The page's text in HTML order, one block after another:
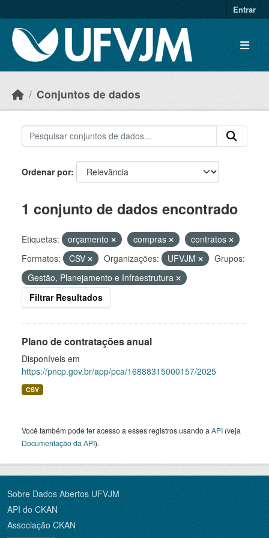
Entrar
Conjuntos de dados
Ordenar por
1 conjunto de dados encontrado
Etiquetas: orçamento compras
contratos
Formatos:
CSV Organizações: UFVJM
Grupos:
Gestão, Planejamento e Infraestrutura
Filtrar Resultados
Plano de contratações anual
Disponíveis em
https://pncp.gov.br/app/pca/16888315000157/2025
CSV
Você também pode ter acesso a esses registros usando a API (veja
Documentação da API).
Sobre Dados Abertos UFVJM
API do CKAN
Associação CKAN